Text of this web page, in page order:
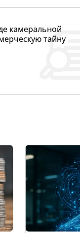
камеральной
тайну